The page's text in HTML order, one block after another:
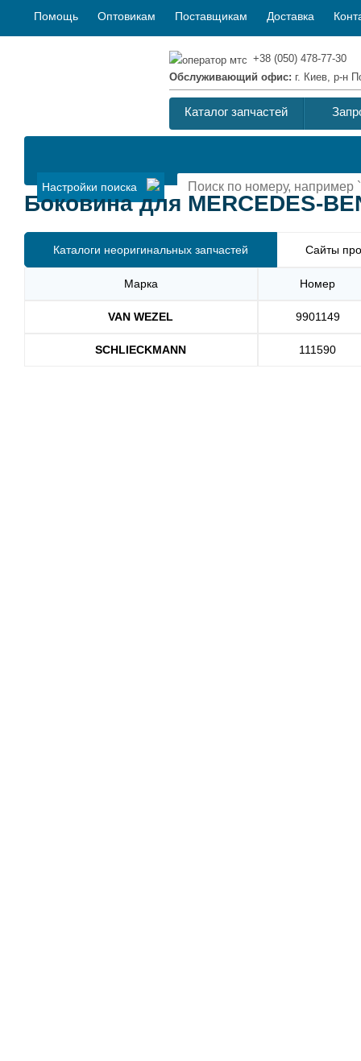
Помощь Оптовикам Поставщикам Доставка
+38 (050) 478-77-30
Обслуживающий офис: г. Киев, р-н
Каталог запчастей
Настройки поиска
Боковина для MERCEDES-
Каталоги неоригинальных запчастей Сайты
Марка Номер
VAN WEZEL 9901149
SCHLIECKMANN 111590